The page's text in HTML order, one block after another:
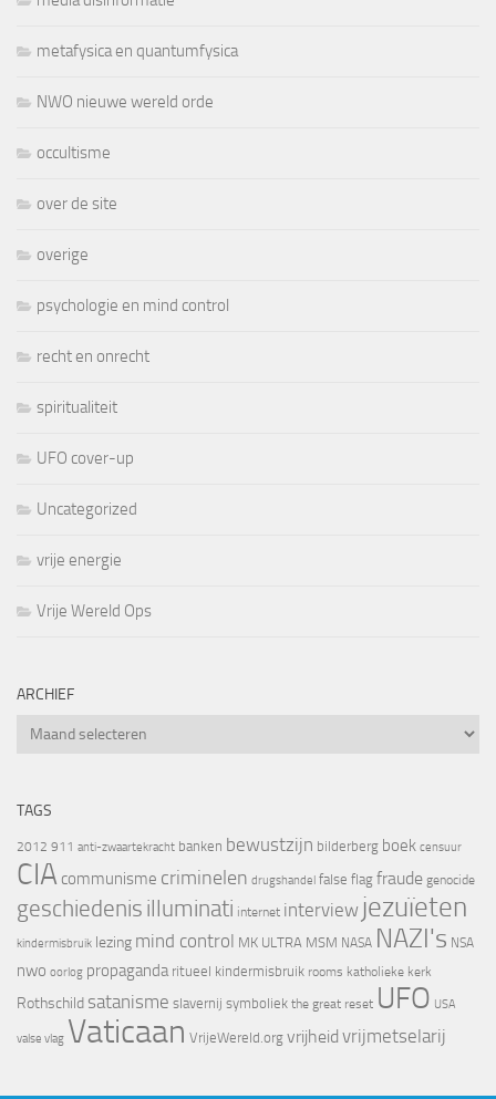
metafysica en quantumfysica
NWO nieuwe wereld orde
occultisme
over de site
overige
psychologie en mind control
recht en onrecht
spiritualiteit
UFO cover-up
Uncategorized
vrije energie
Vrije Wereld Ops
ARCHIEF
Archief
TAGS
2012 911 anti-zwaartekracht banken bewustzijn bilderberg boek censuur
CIA communisme criminelen drugshandel false flag fraude genocide
geschiedenis illuminati internet interview jezuïeten
kindermisbruik lezing mind control MK ULTRA MSM NASA NAZI's NSA
nwo oorlog propaganda ritueel kindermisbruik rooms katholieke kerk
Rothschild satanisme slavernij symboliek the great reset UFO USA
valse vlag Vaticaan VrijeWereld.org vrijheid vrijmetselarij